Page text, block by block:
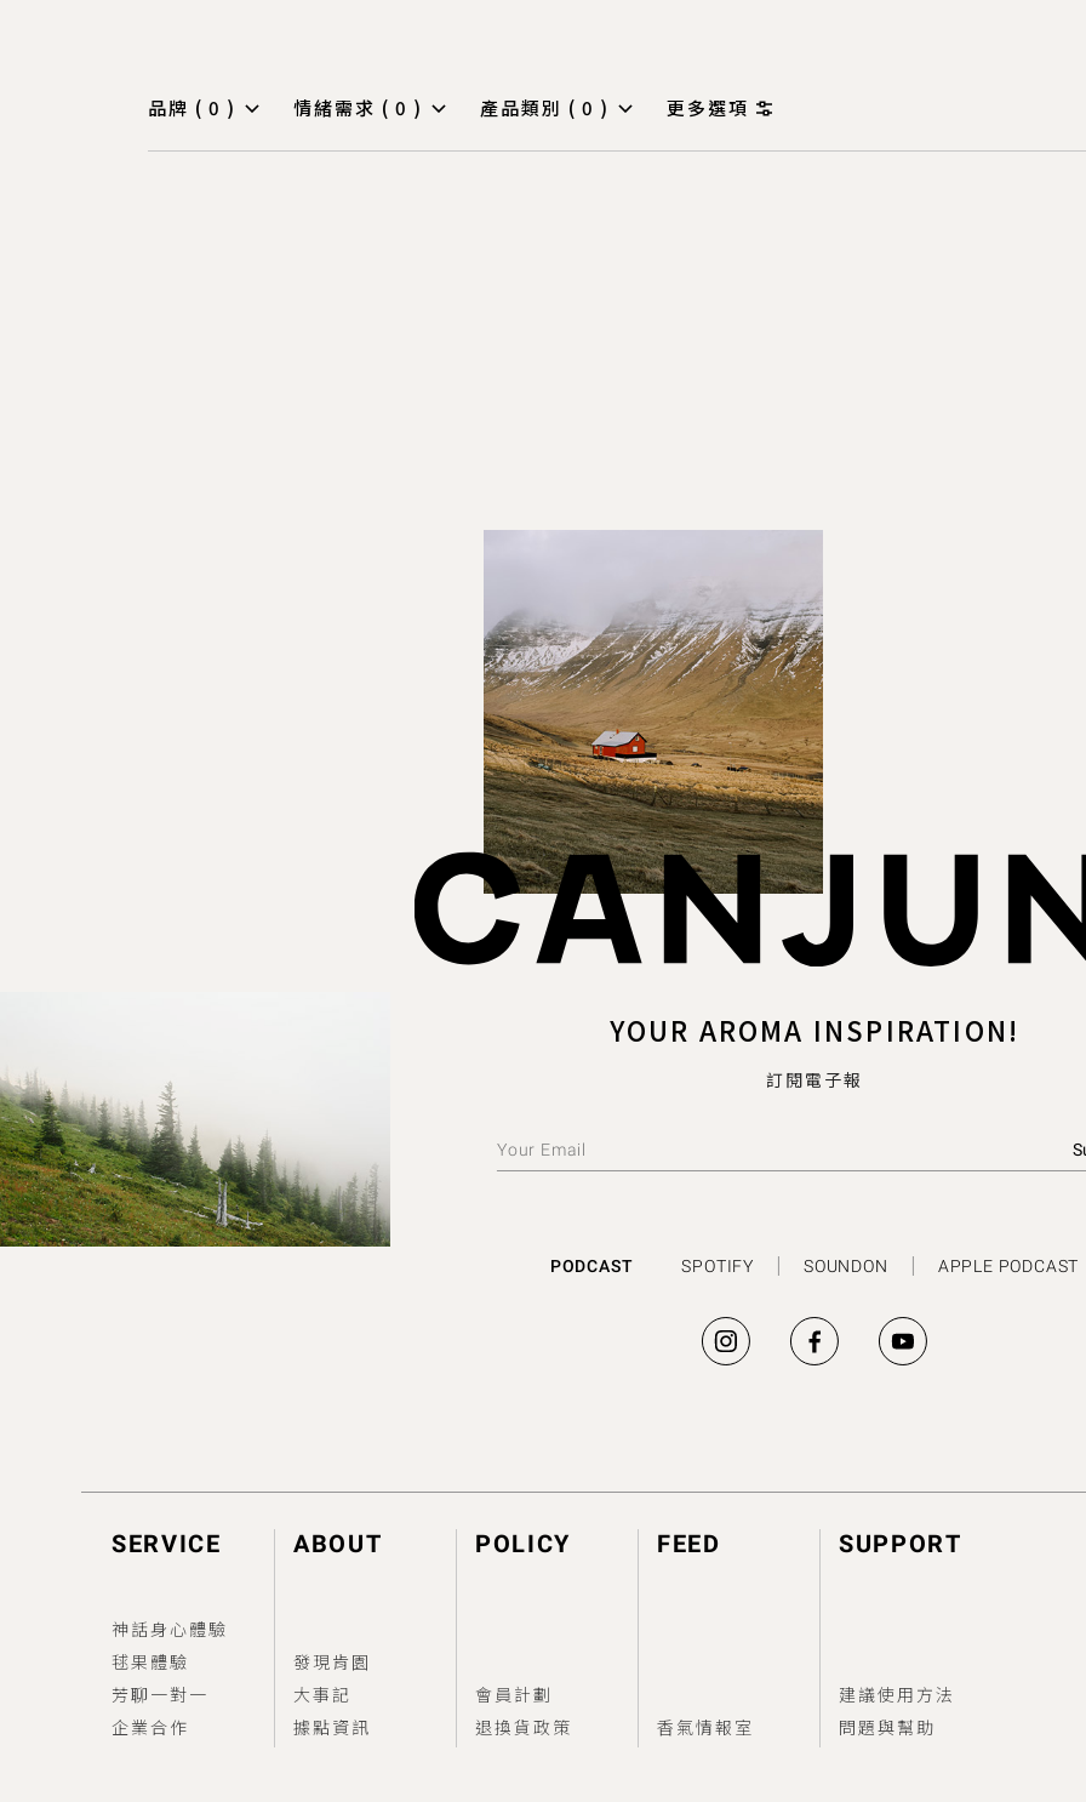
品牌 ( 0 ) 情緒需求 ( 0 ) 產品類別 ( 0 ) 更多選項
YOUR AROMA INSPIRATION!
訂閱電子報
PODCAST SPOTIFY SOUNDON APPLE PODCAST
SERVICE
神話身心體驗
毬果體驗
芳聊一對一
企業合作
ABOUT
發現肯園
大事記
據點資訊
POLICY
會員計劃
退換貨政策
FEED
香氣情報室
SUPPORT
建議使用方法
問題與幫助